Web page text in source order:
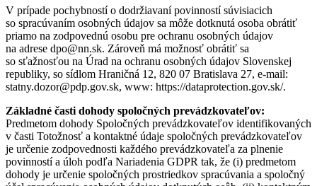
V prípade pochybností o dodržiavaní povinností súvisiacich
so spracúvaním osobných údajov sa môže dotknutá osoba obrátiť
priamo na zodpovednú osobu pre ochranu osobných údajov
na adrese dpo@nn.sk. Zároveň má možnosť obrátiť sa
so sťažnosťou na Úrad na ochranu osobných údajov Slovenskej
republiky, so sídlom Hraničná 12, 820 07 Bratislava 27, e-mail:
statny.dozor@pdp.gov.sk, www: https://dataprotection.gov.sk/.
Základné časti dohody spoločných prevádzkovateľov:
Predmetom dohody Spoločných prevádzkovateľov identifikovaných
v časti Totožnosť a kontaktné údaje spoločných prevádzkovateľov
je určenie zodpovednosti každého prevádzkovateľa za plnenie
povinností a úloh podľa Nariadenia GDPR tak, že (i) predmetom
dohody je určenie spoločných prostriedkov spracúvania a spoločný